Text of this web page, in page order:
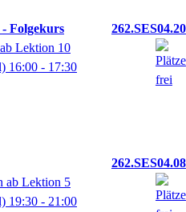
Folgekurs
262.SES04.20
Lektion 10
16:00 - 17:30
262.SES04.08
ab Lektion 5
19:30 - 21:00